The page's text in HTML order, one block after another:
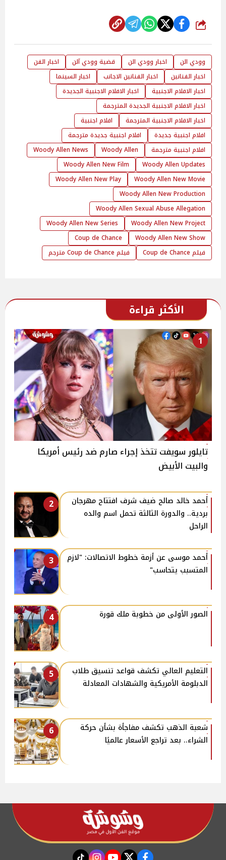
شارك
وودي الن اخبار وودي الن قضية وودي آلن
اخبار الفن
اخبار الفنانين
اخبار الفنانين الاجانب
اخبار السينما
اخبار الافلام الاجنبية
اخبار الافلام الاجنبية الجديدة
اخبار الافلام الاجنبية الجديدة المترجمة
اخبار الافلام الاجنبية المترجمة
افلام اجنبية
افلام اجنبية جديدة
افلام اجنبية جديدة مترجمة
افلام اجنبية مترجمة
Woody Allen
Woody Allen News
Woody Allen Updates
Woody Allen New Film
Woody Allen New Movie
Woody Allen New Play
Woody Allen New Production
Woody Allen Sexual Abuse Allegation
Woody Allen New Project
Woody Allen New Series
Woody Allen New Show
Coup de Chance
فيلم Coup de Chance
فيلم Coup de Chance مترجم
الأكثر قراءة
1
تايلور سويفت تتخذ إجراء صارم ضد رئيس أمريكا
والبيت الأبيض
2
أحمد خالد صالح ضيف شرف افتتاح مهرجان
بردية.. والدورة الثالثة تحمل اسم والده
الراحل
3
أحمد موسى عن أزمة خطوط الاتصالات: "لازم
المتسبب يتحاسب"
4 الصور الأولى من خطوبة ملك قورة
5
التعليم العالي تكشف قواعد تنسيق طلاب
الدبلومة الأمريكية والشهادات المعادلة
6
شعبة الذهب تكشف مفاجأة بشأن حركة
الشراء.. بعد تراجع الأسعار عالميًا